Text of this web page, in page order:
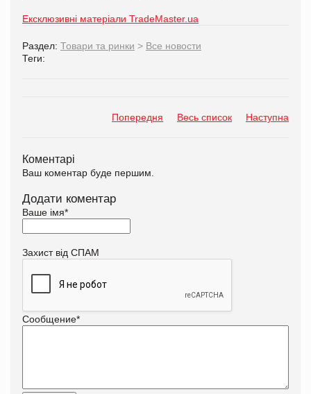
Ексклюзивні матеріали TradeMaster.ua
Раздел: Товари та ринки > Все новости
Теги:
Попередня Весь список Наступна
Коментарі
Ваш коментар буде першим.
Додати коментар
Ваше імя*
Захист від СПАМ
Сообщение*